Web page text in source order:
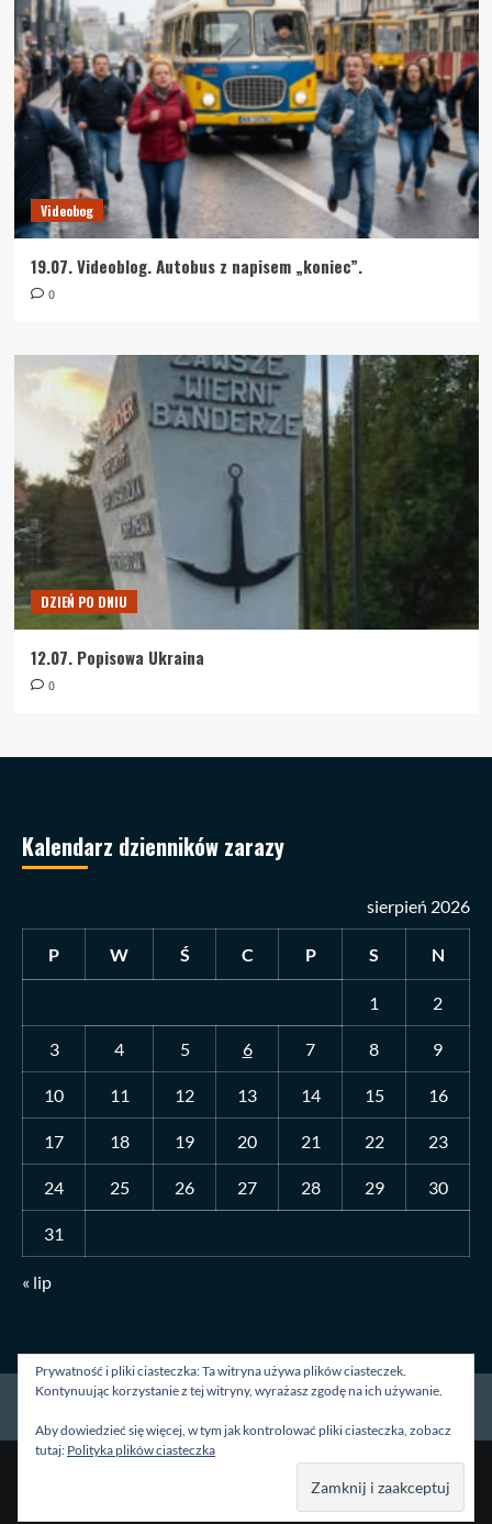
Videobog
19.07. Videoblog. Autobus z napisem „koniec”.
0
DZIEŃ PO DNIU
12.07. Popisowa Ukraina
0
Kalendarz dzienników zarazy
sierpień 2026
P W Ś C P S N
1 2
3 4 5 6 7 8 9
10 11 12 13 14 15 16
17 18 19 20 21 22 23
24 25 26 27 28 29 30
31
« lip
Strona główna O mnie Blog Kontakt
Prywatność i pliki ciasteczka: Ta witryna używa plików ciasteczek.
Kontynuując korzystanie z tej witryny, wyrażasz zgodę na ich używanie.
Aby dowiedzieć się więcej, w tym jak kontrolować pliki ciasteczka, zobacz
tutaj: Polityka plików ciasteczka